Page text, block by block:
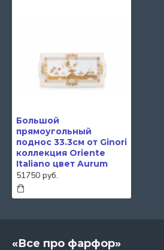
Большой
прямоугольный
поднос 33.3см от Ginori
коллекция Oriente
Italiano цвет Aurum
51750 руб.
«Все про фарфор»